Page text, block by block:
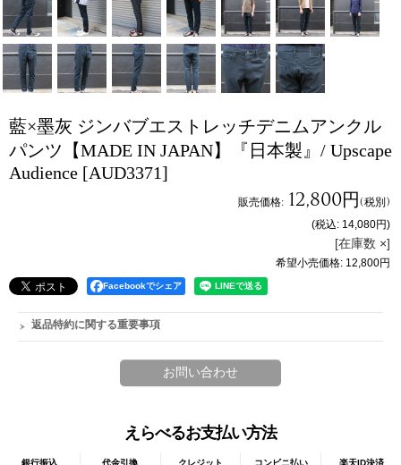
藍×墨灰 ジンバブエストレッチデニムアンクル
パンツ【MADE IN JAPAN】『日本製』/ Upscape
Audience [AUD3371]
販売価格: 12,800円(税別)
(税込: 14,080円)
[在庫数 ×]
希望小売価格: 12,800円
Facebookでシェア
返品特約に関する重要事項
えらべるお支払い方法
銀行振込 代金引換 クレジット コンビニ払い 楽天ID決済